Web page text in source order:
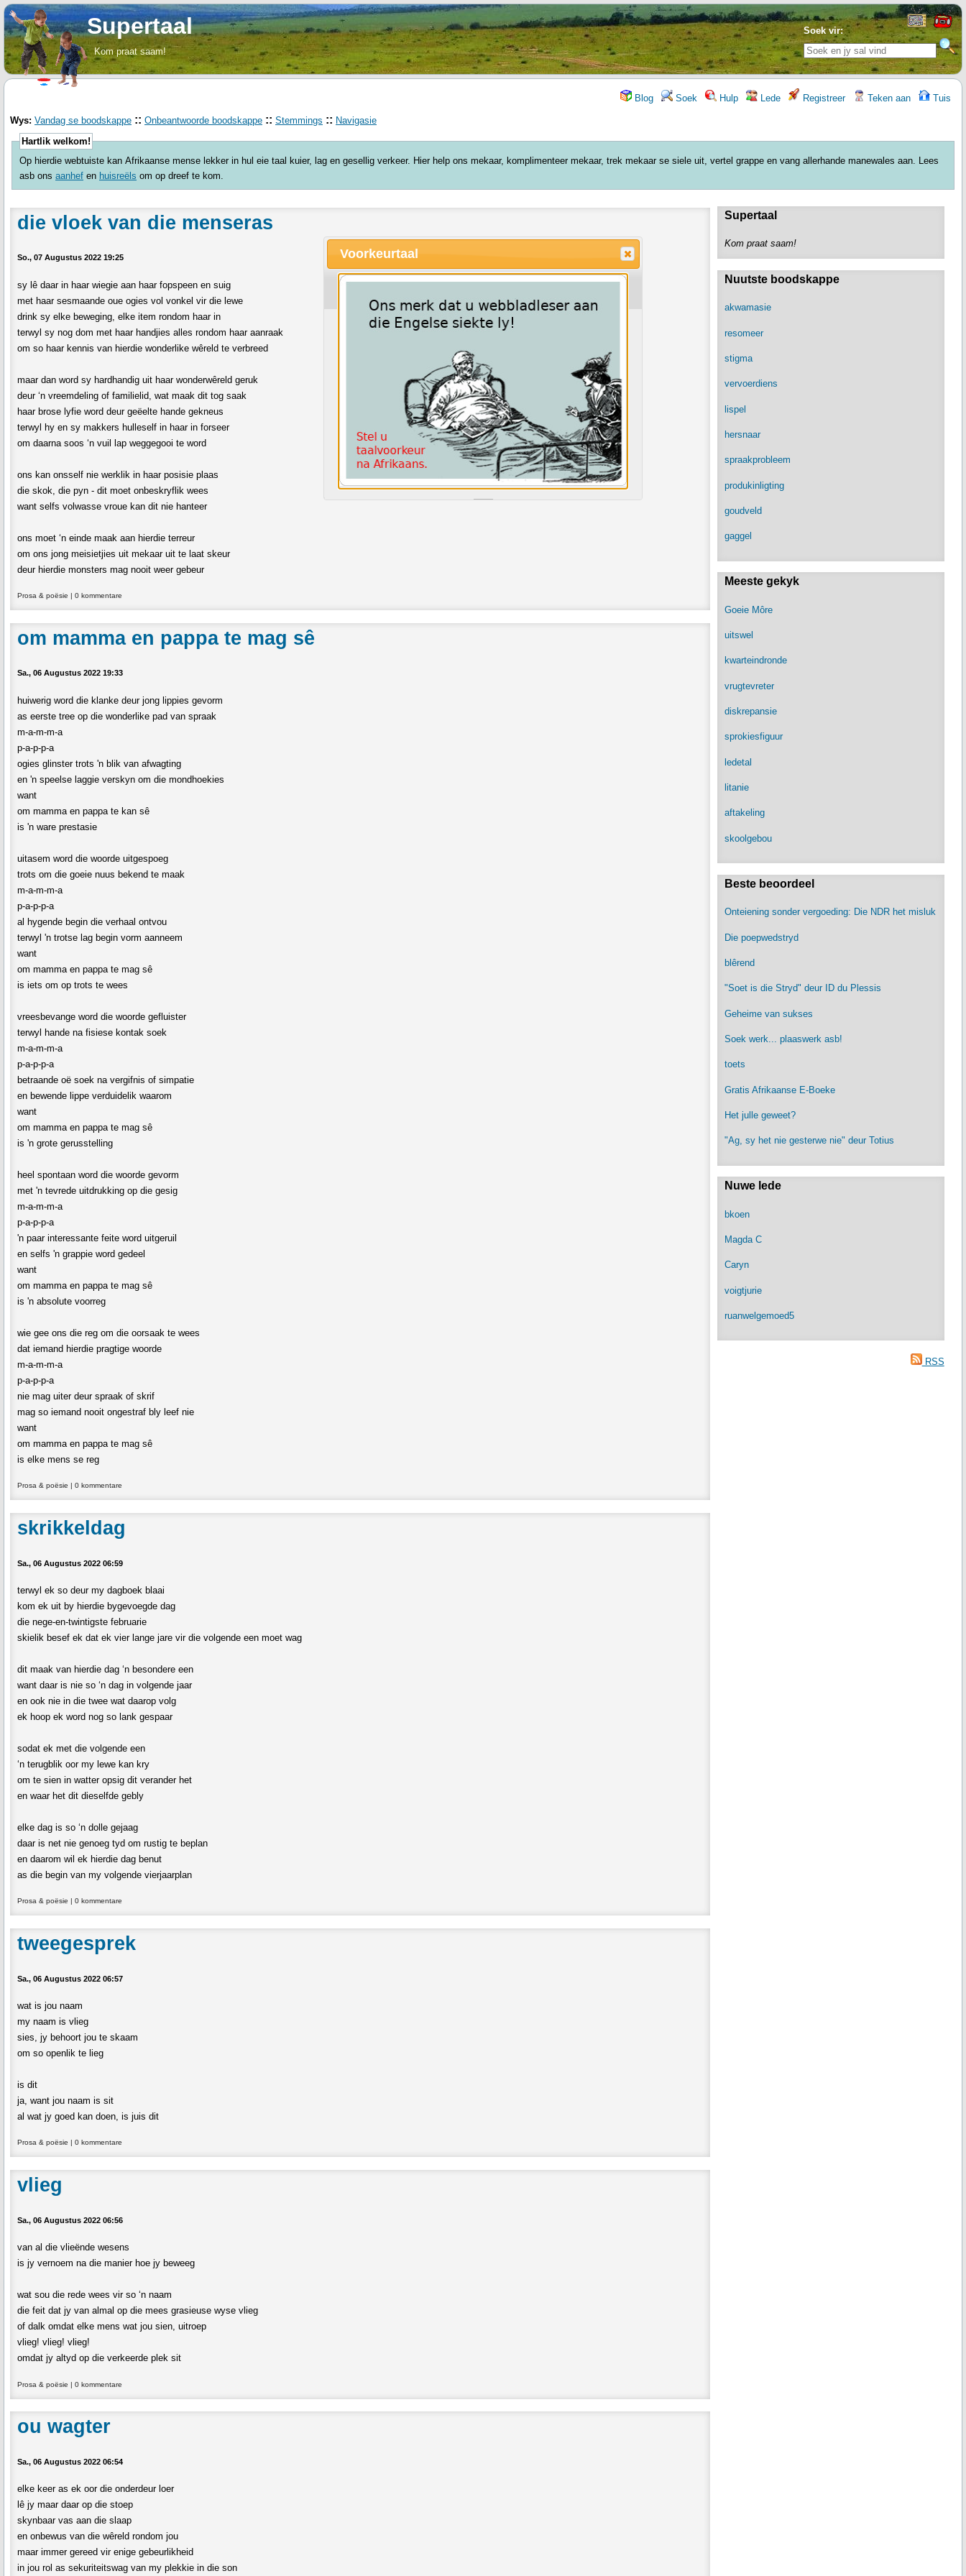
Soek vir:
Supertaal
Kom praat saam!
Blog Soek Hulp Lede Registreer Teken aan Tuis
Wys: Vandag se boodskappe :: Onbeantwoorde boodskappe :: Stemmings :: Navigasie
Hartlik welkom!
Op hierdie webtuiste kan Afrikaanse mense lekker in hul eie taal kuier, lag en gesellig verkeer. Hier help ons mekaar, komplimenteer mekaar, trek mekaar se siele uit, vertel grappe en vang allerhande manewales aan. Lees
asb ons aanhef en huisreëls om op dreef te kom.
die vloek van die menseras
So., 07 Augustus 2022 19:25
sy lê daar in haar wiegie aan haar fopspeen en suig
met haar sesmaande oue ogies vol vonkel vir die lewe
drink sy elke beweging, elke item rondom haar in
terwyl sy nog dom met haar handjies alles rondom haar aanraak
om so haar kennis van hierdie wonderlike wêreld te verbreed
maar dan word sy hardhandig uit haar wonderwêreld geruk
deur ‘n vreemdeling of familielid, wat maak dit tog saak
haar brose lyfie word deur geëelte hande gekneus
terwyl hy en sy makkers hulleself in haar in forseer
om daarna soos ‘n vuil lap weggegooi te word
ons kan onsself nie werklik in haar posisie plaas
die skok, die pyn - dit moet onbeskryflik wees
want selfs volwasse vroue kan dit nie hanteer
ons moet ‘n einde maak aan hierdie terreur
om ons jong meisietjies uit mekaar uit te laat skeur
deur hierdie monsters mag nooit weer gebeur
Prosa & poësie | 0 kommentare
om mamma en pappa te mag sê
Sa., 06 Augustus 2022 19:33
huiwerig word die klanke deur jong lippies gevorm
as eerste tree op die wonderlike pad van spraak
m-a-m-m-a
p-a-p-p-a
ogies glinster trots 'n blik van afwagting
en 'n speelse laggie verskyn om die mondhoekies
want
om mamma en pappa te kan sê
is 'n ware prestasie
uitasem word die woorde uitgespoeg
trots om die goeie nuus bekend te maak
m-a-m-m-a
p-a-p-p-a
al hygende begin die verhaal ontvou
terwyl 'n trotse lag begin vorm aanneem
want
om mamma en pappa te mag sê
is iets om op trots te wees
vreesbevange word die woorde gefluister
terwyl hande na fisiese kontak soek
m-a-m-m-a
p-a-p-p-a
betraande oë soek na vergifnis of simpatie
en bewende lippe verduidelik waarom
want
om mamma en pappa te mag sê
is 'n grote gerusstelling
heel spontaan word die woorde gevorm
met 'n tevrede uitdrukking op die gesig
m-a-m-m-a
p-a-p-p-a
'n paar interessante feite word uitgeruil
en selfs 'n grappie word gedeel
want
om mamma en pappa te mag sê
is 'n absolute voorreg
wie gee ons die reg om die oorsaak te wees
dat iemand hierdie pragtige woorde
m-a-m-m-a
p-a-p-p-a
nie mag uiter deur spraak of skrif
mag so iemand nooit ongestraf bly leef nie
want
om mamma en pappa te mag sê
is elke mens se reg
Prosa & poësie | 0 kommentare
skrikkeldag
Sa., 06 Augustus 2022 06:59
terwyl ek so deur my dagboek blaai
kom ek uit by hierdie bygevoegde dag
die nege-en-twintigste februarie
skielik besef ek dat ek vier lange jare vir die volgende een moet wag
dit maak van hierdie dag ‘n besondere een
want daar is nie so ‘n dag in volgende jaar
en ook nie in die twee wat daarop volg
ek hoop ek word nog so lank gespaar
sodat ek met die volgende een
‘n terugblik oor my lewe kan kry
om te sien in watter opsig dit verander het
en waar het dit dieselfde gebly
elke dag is so ‘n dolle gejaag
daar is net nie genoeg tyd om rustig te beplan
en daarom wil ek hierdie dag benut
as die begin van my volgende vierjaarplan
Prosa & poësie 0 kommentare
tweegesprek
Sa., 06 Augustus 2022 06:57
wat is jou naam
my naam is vlieg
sies, jy behoort jou te skaam
om so openlik te lieg
is dit
ja, want jou naam is sit
al wat jy goed kan doen, is juis dit
Prosa & poësie 0 kommentare
vlieg
Sa., 06 Augustus 2022 06:56
van al die vlieënde wesens
is jy vernoem na die manier hoe jy beweeg
wat sou die rede wees vir so ‘n naam
die feit dat jy van almal op die mees grasieuse wyse vlieg
of dalk omdat elke mens wat jou sien, uitroep
vlieg! vlieg! vlieg!
omdat jy altyd op die verkeerde plek sit
Prosa & poësie | 0 kommentare
ou wagter
Sa., 06 Augustus 2022 06:54
elke keer as ek oor die onderdeur loer
lê jy maar daar op die stoep
skynbaar vas aan die slaap
en onbewus van die wêreld rondom jou
maar immer gereed vir enige gebeurlikheid
in jou rol as sekuriteitswag van my plekkie in die son
Supertaal
Kom praat saam!
Nuutste boodskappe
akwamasie
resomeer
stigma
vervoerdiens
lispel
hersnaar
spraakprobleem
produkinligting
goudveld
gaggel
Meeste gekyk
Goeie Môre
uitswel
kwarteindronde
vrugtevreter
diskrepansie
sprokiesfiguur
ledetal
litanie
aftakeling
skoolgebou
Beste beoordeel
Onteiening sonder vergoeding: Die NDR het misluk
Die poepwedstryd
blêrend
"Soet is die Stryd" deur ID du Plessis
Geheime van sukses
Soek werk... plaaswerk asb!
toets
Gratis Afrikaanse E-Boeke
Het julle geweet?
"Ag, sy het nie gesterwe nie" deur Totius
Nuwe lede
bkoen
Magda C
Caryn
voigtjurie
ruanwelgemoed5
RSS
Voorkeurtaal